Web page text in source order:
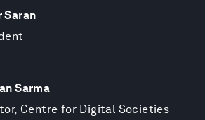
Saran
Sarma
Centre for Digital Societies